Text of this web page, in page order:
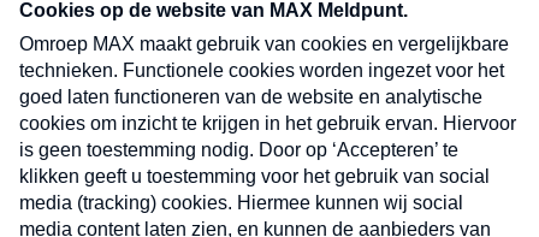
CONTACT
Volg ons op